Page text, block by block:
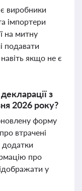
виробники
імпортери
на митну
подавати
якщо не є
з
2026 року?
форму
втрачені
додатки
про
у